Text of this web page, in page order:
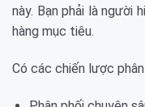
này. Bạn phải là người
hàng mục tiêu.
Có các chiến lược